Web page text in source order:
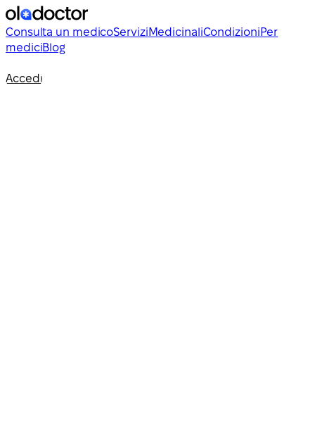
Consulta un medicoServiziMedicinaliCondizioniPer
mediciBlog
Accedi